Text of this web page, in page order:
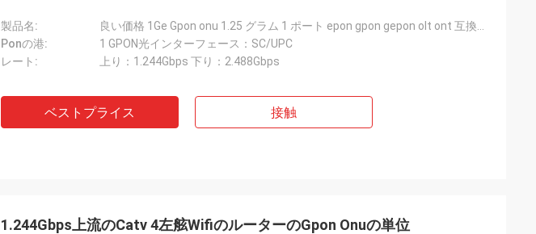
製品名:
Ponの港:
1 GPON光インターフェース：SC/UPC
レート:
上り：1.244Gbps 下り：2.488Gbps
ベストプライス 接触
1.244Gbps上流のCatv 4左舷WifiのルーターのGpon Onuの単位